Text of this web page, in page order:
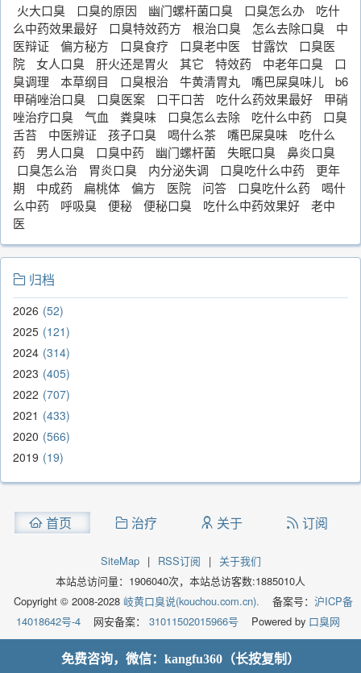
火大口臭 口臭的原因 幽门螺杆菌口臭 口臭怎么办
吃什
么中药效果最好
口臭特效药方 根治口臭 怎么去除口臭
中
医辩证
偏方秘方 口臭食疗 口臭老中医 甘露饮
口臭医
院
女人口臭 肝火还是胃火 其它 特效药 中老年口臭
口
臭调理
本草纲目 口臭根治 牛黄清胃丸 嘴巴屎臭味儿
b6
甲硝唑治口臭
口臭医案 口干口苦 吃什么药效果最好
甲硝
唑治疗口臭
气血 粪臭味 口臭怎么去除 吃什么中药
口臭
舌苔
中医辨证 孩子口臭 喝什么茶 嘴巴屎臭味
吃什么
药
男人口臭 口臭中药 幽门螺杆菌 失眠口臭
鼻炎口臭
口臭怎么治
胃炎口臭 内分泌失调 口臭吃什么中药
更年
期
中成药 扁桃体 偏方 医院 问答 口臭吃什么药
喝什
么中药
呼吸臭 便秘 便秘口臭 吃什么中药效果好
老中
医
归档
2026 52
2025 121
2024 314
2023 405
2022 707
2021
433
2020 566
2019 19
首页 治疗 关于 订阅
SiteMap | RSS订阅 |
关于我们
本站总访问量： 1906040次，本站总访客数:1885010人
Copyright © 2008-2028 岐黄口臭说(kouchou.com.cn). 备案号： 沪ICP备
14018642号-4
网安备案： 31011502015966号 Powered by 口臭网
免费咨询，微信：kangfu360（长按复制）